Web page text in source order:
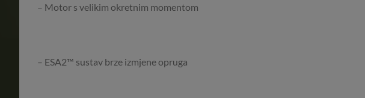
– Motor s velikim okretnim momentom
– ESA2™ sustav brze izmjene opruga